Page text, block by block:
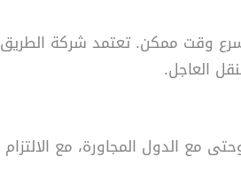
وقت ممكن. تعتمد شركة الطريق
العاجل.
مع الدول المجاورة، مع الالتزام